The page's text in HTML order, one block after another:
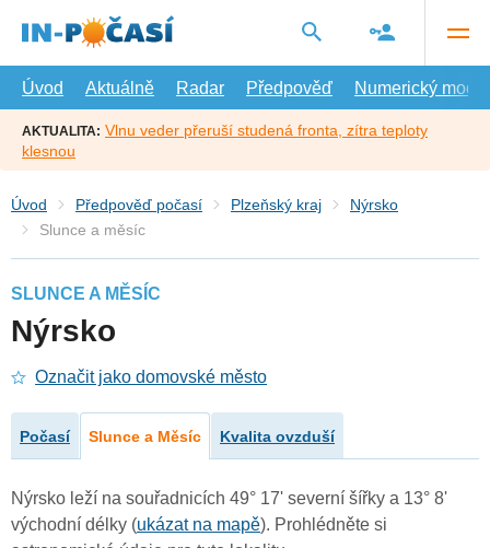
hlavní
Úvod
Aktuálně Radar Předpověď Numerický model
AKTUALITA: Vlnu veder přeruší studená fronta, zítra teploty
klesnou
Úvod Předpověď počasí Plzeňský kraj
Nýrsko
Slunce a měsíc
SLUNCE A MĚSÍC
Nýrsko
Označit jako domovské město
Počasí Slunce a Měsíc Kvalita ovzduší
Nýrsko leží na souřadnicích 49° 17' severní šířky a 13° 8'
východní délky (ukázat na mapě). Prohlédněte si